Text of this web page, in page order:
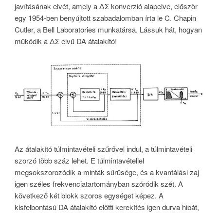
javításának elvét, amely a ΔΣ konverzió alapelve, először
egy 1954-ben benyújtott szabadalomban írta le C. Chapin
Cutler, a Bell Laboratories munkatársa. Lássuk hát, hogyan
működik a ΔΣ elvű DA átalakító!
Az átalakító túlmintavételi szűrővel indul, a túlmintavételi
szorzó több száz lehet. E túlmintavétellel
megsokszorozódik a minták sűrűsége, és a kvantálási zaj
igen széles frekvenciatartományban szóródik szét. A
következő két blokk szoros egységet képez. A
kisfelbontású DA átalakító előtti kerekítés igen durva hibát,